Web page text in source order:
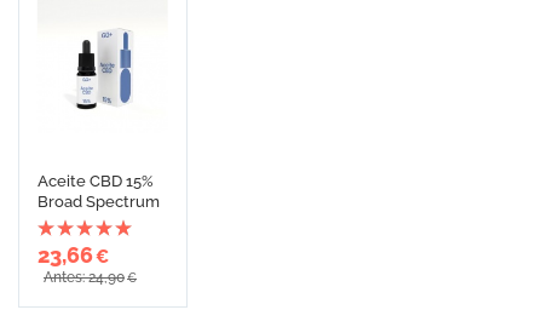
Aceite CBD 15%
Broad Spectrum
23,66€
Antes: 24,90€